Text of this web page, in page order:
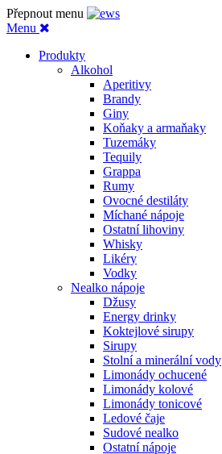
Přepnout menu
Menu
Produkty
Alkohol
Aperitivy
Brandy
Giny
Koňaky a armaňaky
Tuzemáky
Tequily
Grappa
Rumy
Ovocné destiláty
Míchané nápoje
Ostatní lihoviny
Whisky
Likéry
Vodky
Nealko nápoje
Džusy
Energy drinky
Koktejlové sirupy
Sirupy
Stolní a minerální vody
Limonády ochucené
Limonády kolové
Limonády tonicové
Ledové čaje
Sudové nealko
Ostatní nápoje